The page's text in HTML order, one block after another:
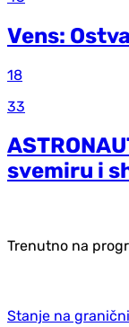
Vens:
18
33
svemiru i
Trenutno na
Stanje na